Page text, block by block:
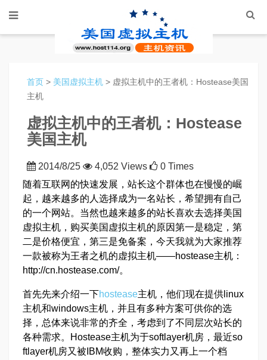
首页 > 美国虚拟主机 > 虚拟主机中的王者机：Hostease美国
主机
虚拟主机中的王者机：Hostease
美国主机
2014/8/25 4,052 Views
0 Times
随着互联网的快速发展，站长这个群体也在慢慢的崛
起，越来越多的人选择成为一名站长，希望拥有自己
的一个网站。当然也越来越多的站长喜欢去选择美国
虚拟主机，购买美国虚拟主机的原因第一是稳定，第
二是价格便宜，第三是免备案，今天我就为大家推荐
一款被称为王者之机的虚拟主机——hostease主机：
http://cn.hostease.com/。
首先先来介绍一下hostease主机，他们现在提供linux
主机和windows主机，并且有多种方案可供你的选
择，总体来说非常的齐全，考虑到了不同层次站长的
各种需求。Hostease主机为于softlayer机房，最近so
ftlayer机房又被IBM收购，整体实力又再上一个档